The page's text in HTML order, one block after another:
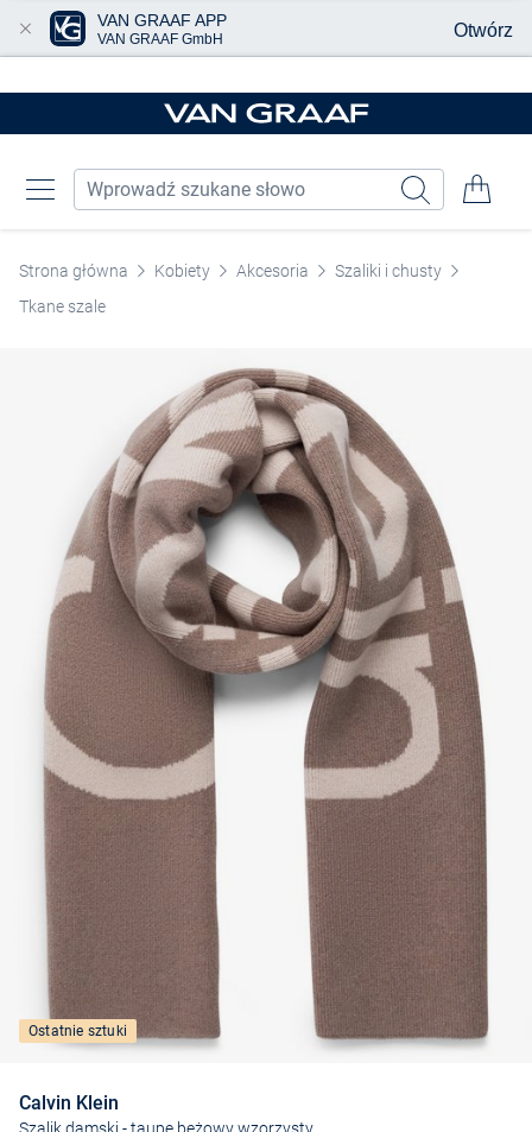
Strona główna Kobiety Akcesoria
Szaliki i chusty
Tkane szale
Ostatnie sztuki
Calvin Klein
VAN GRAAF APP
VAN GRAAF GmbH Otwórz